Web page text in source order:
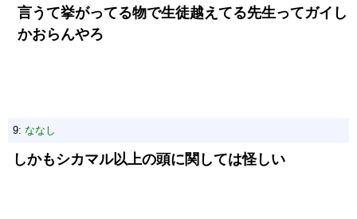
言うて挙がってる物で生徒越えてる先生ってガイし
かおらんやろ
9: ななし
しかもシカマル以上の頭に関しては怪しい